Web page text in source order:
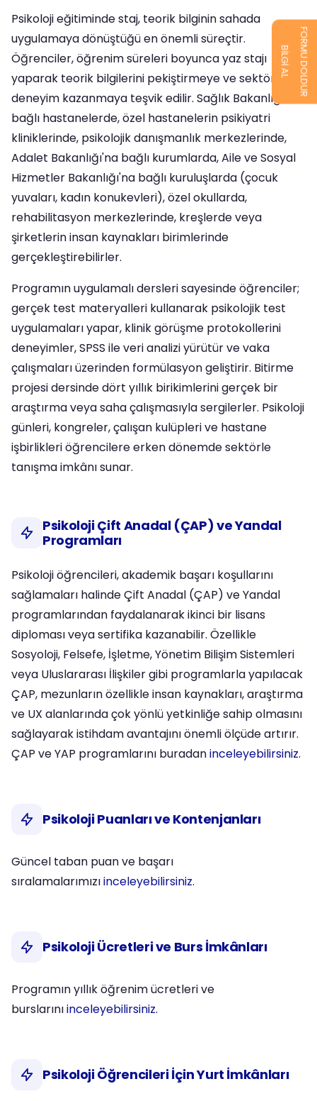
Psikoloji eğitiminde staj, teorik bilginin sahada
uygulamaya dönüştüğü en önemli süreçtir.
Öğrenciler, öğrenim süreleri boyunca yaz stajı
yaparak teorik bilgilerini pekiştirmeye ve sektörel
deneyim kazanmaya teşvik edilir. Sağlık Bakanlığı'na
bağlı hastanelerde, özel hastanelerin psikiyatri
kliniklerinde, psikolojik danışmanlık merkezlerinde,
Adalet Bakanlığı'na bağlı kurumlarda, Aile ve Sosyal
Hizmetler Bakanlığı'na bağlı kuruluşlarda (çocuk
yuvaları, kadın konukevleri), özel okullarda,
rehabilitasyon merkezlerinde, kreşlerde veya
şirketlerin insan kaynakları birimlerinde
gerçekleştirebilirler.
Programın uygulamalı dersleri sayesinde öğrenciler;
gerçek test materyalleri kullanarak psikolojik test
uygulamaları yapar, klinik görüşme protokollerini
deneyimler, SPSS ile veri analizi yürütür ve vaka
çalışmaları üzerinden formülasyon geliştirir. Bitirme
projesi dersinde dört yıllık birikimlerini gerçek bir
araştırma veya saha çalışmasıyla sergilerler. Psikoloji
günleri, kongreler, çalışan kulüpleri ve hastane
işbirlikleri öğrencilere erken dönemde sektörle
tanışma imkânı sunar.
Psikoloji Çift Anadal (ÇAP) ve Yandal
Programları
Psikoloji öğrencileri, akademik başarı koşullarını
sağlamaları halinde Çift Anadal (ÇAP) ve Yandal
programlarından faydalanarak ikinci bir lisans
diploması veya sertifika kazanabilir. Özellikle
Sosyoloji, Felsefe, İşletme, Yönetim Bilişim Sistemleri
veya Uluslararası İlişkiler gibi programlarla yapılacak
ÇAP, mezunların özellikle insan kaynakları, araştırma
ve UX alanlarında çok yönlü yetkinliğe sahip olmasını
sağlayarak istihdam avantajını önemli ölçüde artırır.
ÇAP ve YAP programlarını buradaninceleyebilirsiniz.
Psikoloji Puanları ve Kontenjanları
Güncel taban puan ve başarı
sıralamalarımızıinceleyebilirsiniz.
Psikoloji Ücretleri ve Burs İmkânları
Programın yıllık öğrenim ücretleri ve
burslarınıinceleyebilirsiniz.
Psikoloji Öğrencileri İçin Yurt İmkânları
BİLGİ AL FORMU DOLDUR